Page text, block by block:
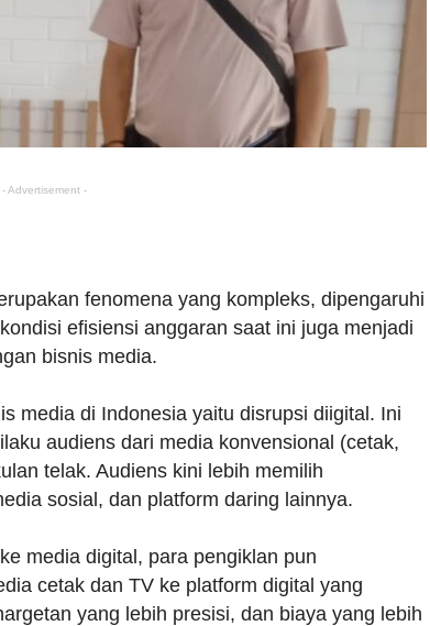
- Advertisement -
fenomena yang kompleks, dipengaruhi
efisiensi anggaran saat ini juga menjadi
bisnis media.
media di Indonesia yaitu disrupsi diigital. Ini
audiens dari media konvensional (cetak,
telak. Audiens kini lebih memilih
sosial, dan platform daring lainnya.
media digital, para pengiklan pun
cetak dan TV ke platform digital yang
yang lebih presisi, dan biaya yang lebih